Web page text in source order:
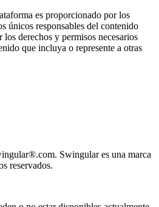
es proporcionado por los
únicos responsables del contenido
derechos y permisos necesarios
que incluya o represente a otras
Swingular es una marca
reservados.